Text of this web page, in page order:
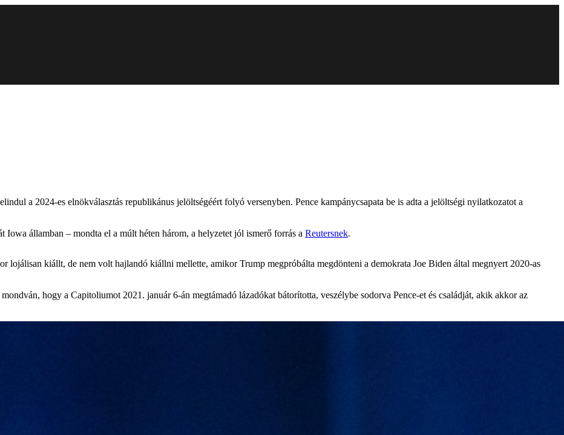
a 2024-es elnökválasztás republikánus jelöltségéért folyó versenyben. Pence kampánycsapata be is adta a jelöltségi nyilatkozatot a
Iowa államban – mondta el a múlt héten három, a helyzetet jól ismerő forrás a Reutersnek.
lojálisan kiállt, de nem volt hajlandó kiállni mellette, amikor Trump megpróbálta megdönteni a demokrata Joe Biden által megnyert 2020-as
hogy a Capitoliumot 2021. január 6-án megtámadó lázadókat bátorította, veszélybe sodorva Pence-et és családját, akik akkor az